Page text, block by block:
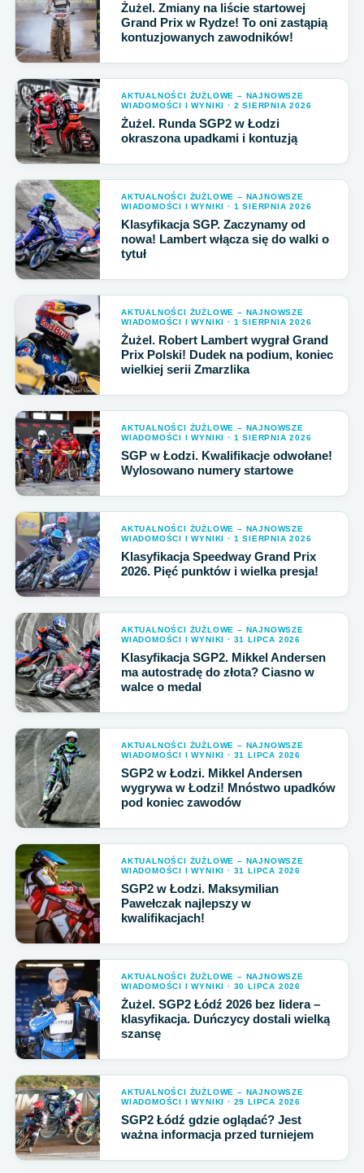
Żużel. Zmiany na liście startowej
Grand Prix w Rydze! To oni zastąpią
kontuzjowanych zawodników!
AKTUALNOŚCI ŻUŻLOWE – NAJNOWSZE
WIADOMOŚCI I WYNIKI · 2 SIERPNIA 2026
Żużel. Runda SGP2 w Łodzi
okraszona upadkami i kontuzją
AKTUALNOŚCI ŻUŻLOWE – NAJNOWSZE
WIADOMOŚCI I WYNIKI · 1 SIERPNIA 2026
Klasyfikacja SGP. Zaczynamy od
nowa! Lambert włącza się do walki o
tytuł
AKTUALNOŚCI ŻUŻLOWE – NAJNOWSZE
WIADOMOŚCI I WYNIKI · 1 SIERPNIA 2026
Żużel. Robert Lambert wygrał Grand
Prix Polski! Dudek na podium, koniec
wielkiej serii Zmarzlika
AKTUALNOŚCI ŻUŻLOWE – NAJNOWSZE
WIADOMOŚCI I WYNIKI · 1 SIERPNIA 2026
SGP w Łodzi. Kwalifikacje odwołane!
Wylosowano numery startowe
AKTUALNOŚCI ŻUŻLOWE – NAJNOWSZE
WIADOMOŚCI I WYNIKI · 1 SIERPNIA 2026
Klasyfikacja Speedway Grand Prix
2026. Pięć punktów i wielka presja!
AKTUALNOŚCI ŻUŻLOWE – NAJNOWSZE
WIADOMOŚCI I WYNIKI · 31 LIPCA 2026
Klasyfikacja SGP2. Mikkel Andersen
ma autostradę do złota? Ciasno w
walce o medal
AKTUALNOŚCI ŻUŻLOWE – NAJNOWSZE
WIADOMOŚCI I WYNIKI · 31 LIPCA 2026
SGP2 w Łodzi. Mikkel Andersen
wygrywa w Łodzi! Mnóstwo upadków
pod koniec zawodów
AKTUALNOŚCI ŻUŻLOWE – NAJNOWSZE
WIADOMOŚCI I WYNIKI · 31 LIPCA 2026
SGP2 w Łodzi. Maksymilian
Pawełczak najlepszy w
kwalifikacjach!
AKTUALNOŚCI ŻUŻLOWE – NAJNOWSZE
WIADOMOŚCI I WYNIKI · 30 LIPCA 2026
Żużel. SGP2 Łódź 2026 bez lidera –
klasyfikacja. Duńczycy dostali wielką
szansę
AKTUALNOŚCI ŻUŻLOWE – NAJNOWSZE
WIADOMOŚCI I WYNIKI · 29 LIPCA 2026
SGP2 Łódź gdzie oglądać? Jest
ważna informacja przed turniejem